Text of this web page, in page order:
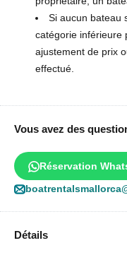
Si aucun bateau
catégorie inférieure
ajustement de prix
effectué.
Vous avez des
Réservation
Détails